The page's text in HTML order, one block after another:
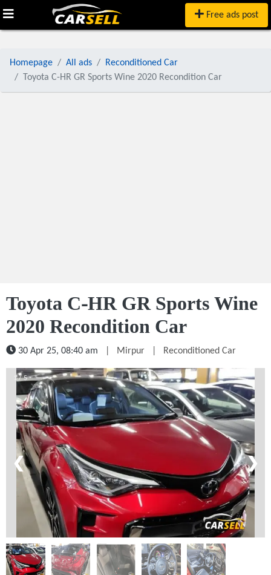
Free ads post
Homepage All ads
Reconditioned Car
Toyota C-HR GR Sports Wine 2020 Recondition Car
Toyota C-HR GR Sports Wine
2020 Recondition Car
30 Apr 25, 08:40 am Mirpur Reconditioned Car
1 / 5
❮ ❯